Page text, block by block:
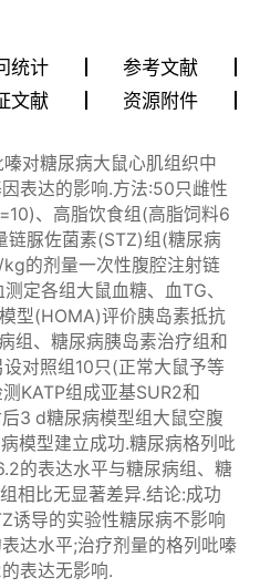
统计
参考文献
文献 资源附件
对糖尿病大鼠心肌组织中
表达的影响.方法:50只雌性
、高脂饮食组(高脂饲料6
链脲佐菌素(STZ)组(糖尿病
的剂量一次性腹腔注射链
定各组大鼠血糖、血TG、
型(HOMA)评价胰岛素抵抗
组、糖尿病胰岛素治疗组和
对照组10只(正常大鼠予等
KATP组成亚基SUR2和
3 d糖尿病模型组大鼠空腹
模型建立成功.糖尿病格列吡
的表达水平与糖尿病组、糖
相比无显著差异.结论:成功
诱导的实验性糖尿病不影响
达水平;治疗剂量的格列吡嗪
表达无影响.